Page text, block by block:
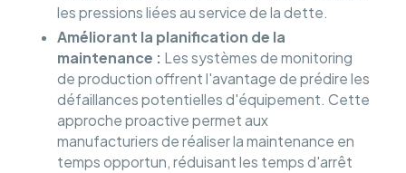
les pressions liées au service de la dette.
Améliorant la planification de la
maintenance : Les systèmes de monitoring
de production offrent l'avantage de prédire les
défaillances potentielles d'équipement. Cette
approche proactive permet aux
manufacturiers de réaliser la maintenance en
temps opportun, réduisant les temps d'arrêt